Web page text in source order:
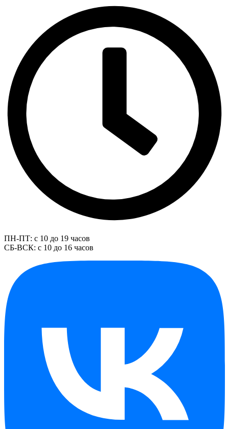
ПН-ПТ: с 10 до 19 часов
СБ-ВСК: с 10 до 16 часов